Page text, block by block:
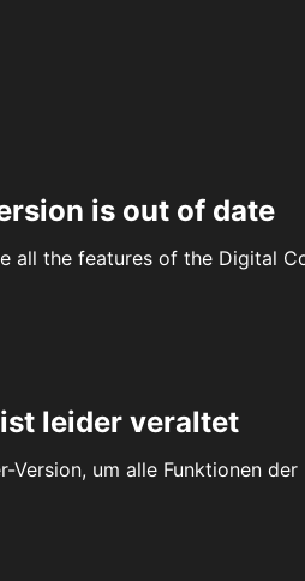
is out of date
all the features of the Digital
leider veraltet
Version, um alle Funktionen